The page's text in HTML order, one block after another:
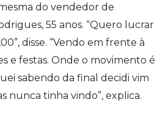
do vendedor de
55 anos. “Quero lucrar
disse. “Vendo em frente à
e festas. Onde o movimento é
sabendo da final decidi vim
nunca tinha vindo”, explica.